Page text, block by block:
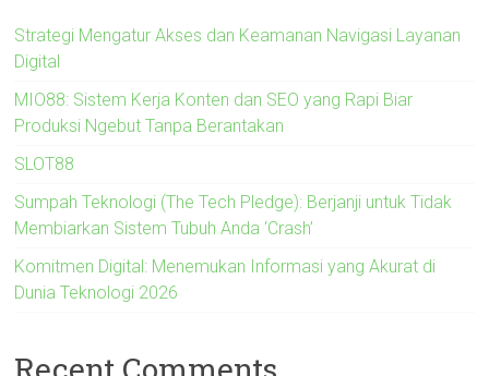
Strategi Mengatur Akses dan Keamanan Navigasi Layanan
Digital
MIO88: Sistem Kerja Konten dan SEO yang Rapi Biar
Produksi Ngebut Tanpa Berantakan
SLOT88
Sumpah Teknologi (The Tech Pledge): Berjanji untuk Tidak
Membiarkan Sistem Tubuh Anda ‘Crash’
Komitmen Digital: Menemukan Informasi yang Akurat di
Dunia Teknologi 2026